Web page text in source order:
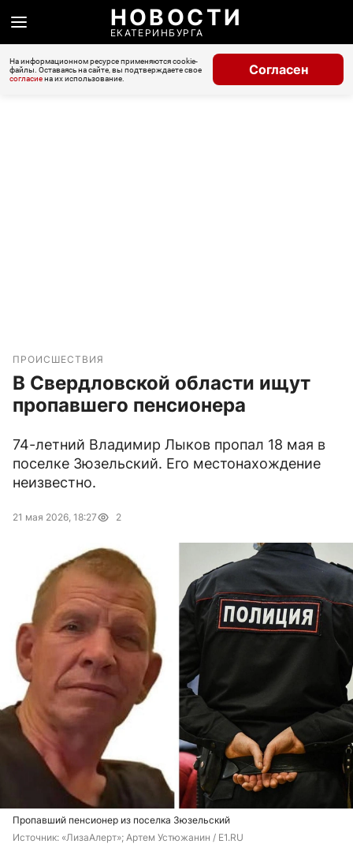
НОВОСТИ
ЕКАТЕРИНБУРГА
На информационном ресурсе применяются cookie-
файлы. Оставаясь на сайте, вы подтверждаете свое
согласиена их использование.
Согласен
ПРОИСШЕСТВИЯ
В Свердловской области ищут
пропавшего пенсионера
74-летний Владимир Лыков пропал 18 мая в
поселке Зюзельский. Его местонахождение
неизвестно.
21 мая 2026, 18:27 2
Пропавший пенсионер из поселка Зюзельский
Источник: «ЛизаАлерт»; Артем Устюжанин / E1.RU